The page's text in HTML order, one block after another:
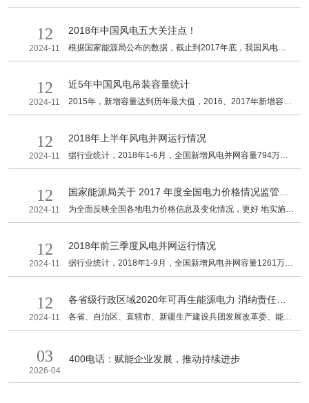
理办法意见的函》。据悉，优先发电优先购电计划有关管理办
上，目前已草拟了《关于印发优先发电优先购电计划有关管理
办法的通知（征求意见稿）》，包括《优先发电优先购电计划
《电网企业及交易机构实施优先发电优先购电计划目标责任考
家发改委经济运行调节局。
12
2024-11
2018年中国风电五大关注点！
根据国家能源局公布的数据，截止到2017年底，我国风电累
计并网装机容量达到1.64亿千瓦，占全部发电装机容量的
12
2024-11
近5年中国风电吊装容量统计
2015年，新增容量达到历年最大值，2016、2017年新增容量
逐渐下降，2017年，累计装机容量达到1.88亿千瓦，增速放
12
2024-11
2018年上半年风电并网运行情况
据行业统计，2018年1-6月，全国新增风电并网容量794万千
瓦，到6月底累计风电并网容量达到1.716亿千瓦；1-6月，全
数1143小时，同比增加159小时；1-6月，全国弃风电量182
亿千瓦时，同比减少53亿千瓦时。
12
2024-11
国家能源局关于 2017 年度全国电力价格情况监管通
报
为全面反映全国各地电力价格信息及变化情况，更好 地实施价
格监管，切实维护好电力市场秩序，国家能源局组织对全国主
告。
12
2024-11
2018年前三季度风电并网运行情况
据行业统计，2018年1-9月，全国新增风电并网容量1261万千
瓦，到9月底累计风电并网容量达到1.76亿千瓦；1-9月，全国
1565小时，同比增加178小时；1-9月，全国弃风电量222亿
千瓦时，同比减少74亿千瓦时。
12
2024-11
各省级行政区域2020年可再生能源电力 消纳责任权
重的通知
各省、自治区、直辖市、新疆生产建设兵团发展改革委、能源
局、经信委（工信委、工信厅），国家能源局各派出机构，国
（集团）有限责任公司，电力规划设计总院、水电水利规划设
计总院，发展改革委能源所：
03
2026-04
400电话：赋能企业发展，推动持续进步